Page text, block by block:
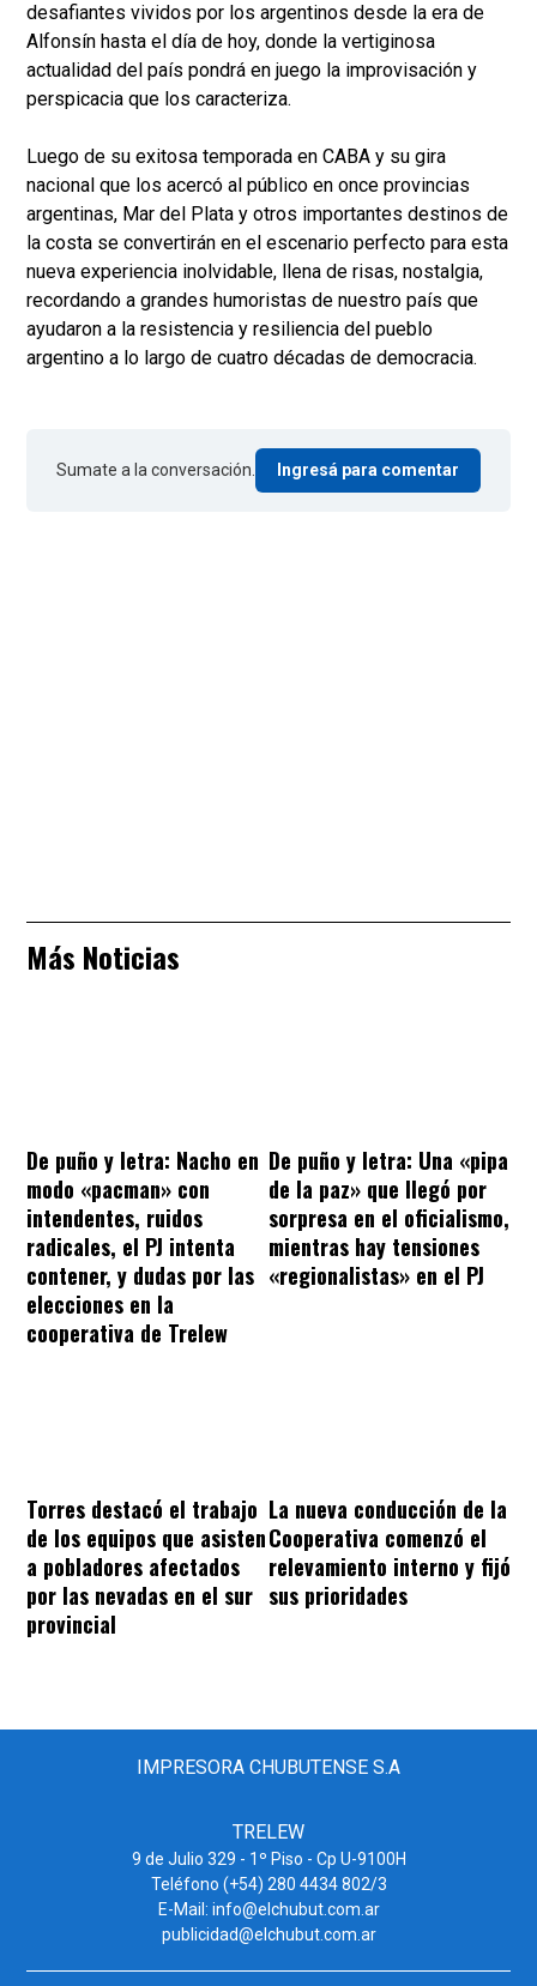
desafiantes vividos por los argentinos desde la era de
Alfonsín hasta el día de hoy, donde la vertiginosa
actualidad del país pondrá en juego la improvisación y
perspicacia que los caracteriza.
Luego de su exitosa temporada en CABA y su gira
nacional que los acercó al público en once provincias
argentinas, Mar del Plata y otros importantes destinos de
la costa se convertirán en el escenario perfecto para esta
nueva experiencia inolvidable, llena de risas, nostalgia,
recordando a grandes humoristas de nuestro país que
ayudaron a la resistencia y resiliencia del pueblo
argentino a lo largo de cuatro décadas de democracia.
Sumate a la conversación. Ingresá para comentar
Más Noticias
De puño y letra: Nacho en
modo «pacman» con
intendentes, ruidos
radicales, el PJ intenta
contener, y dudas por las
elecciones en la
cooperativa de Trelew
De puño y letra: Una «pipa
de la paz» que llegó por
sorpresa en el oficialismo,
mientras hay tensiones
«regionalistas» en el PJ
Torres destacó el trabajo
de los equipos que asisten
a pobladores afectados
por las nevadas en el sur
provincial
La nueva conducción de la
Cooperativa comenzó el
relevamiento interno y fijó
sus prioridades
IMPRESORA CHUBUTENSE S.A
TRELEW
9 de Julio 329 - 1º Piso - Cp U-9100H
Teléfono (+54) 280 4434 802/3
E-Mail: info@elchubut.com.ar
publicidad@elchubut.com.ar